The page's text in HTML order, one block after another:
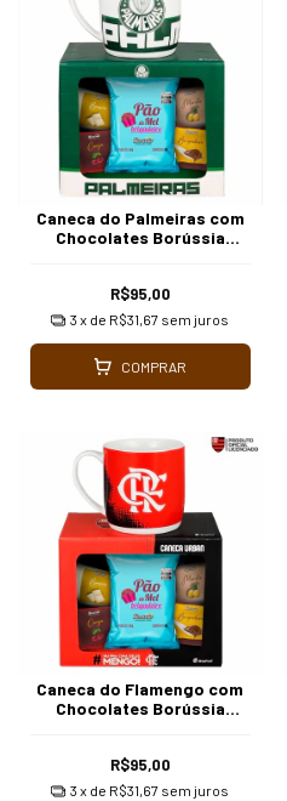
Caneca do Palmeiras com
Chocolates Borússia
R$95,00
3 x de R$31,67 sem juros
COMPRAR
Caneca do Flamengo com
Chocolates Borússia
R$95,00
3 x de R$31,67 sem juros